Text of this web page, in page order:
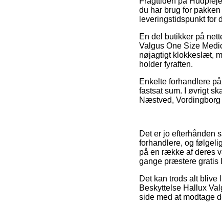
du har brug for
leveringstidspunkt for
En del butikker på
Valgus One Size
nøjagtigt klokkeslæt,
holder fyraften.
Enkelte forhandlere
fastsat sum. I øvrigt
Næstved, Vordingborg
Det er jo efterhånden
forhandlere, og
på en række af deres
gange præstere gratis
Det kan trods alt blive
Beskyttelse Hallux
side med at modtage